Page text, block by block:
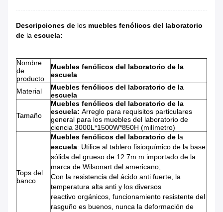
Descripciones de los muebles fenólicos del laboratorio
de la escuela:
Nombre
de
producto
Muebles fenólicos del laboratorio de la
escuela
Material
Muebles fenólicos del laboratorio de la
escuela
Tamaño
Muebles fenólicos del laboratorio de la
escuela: Arreglo para requisitos particulares
general para los muebles del laboratorio de
ciencia 3000L*1500W*850H (milímetro)
Tops del
banco
Muebles fenólicos del laboratorio de la
escuela: Utilice al tablero fisioquímico de la base
sólida del grueso de 12.7m m importado de la
marca de Wilsonart del americano;
Con la resistencia del ácido anti fuerte, la
temperatura alta anti y los diversos
reactivo orgánicos, funcionamiento resistente del
rasguño es buenos, nunca la deformación de